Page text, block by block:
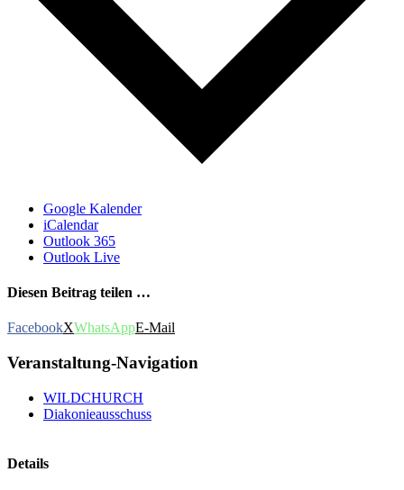
Google Kalender
iCalendar
Outlook 365
Outlook Live
Diesen Beitrag teilen …
FacebookXWhatsAppE-Mail
Veranstaltung-Navigation
WILDCHURCH
Diakonieausschuss
Details